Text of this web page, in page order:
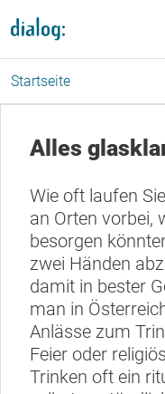
Startseite
Alles
Wie oft laufen
an Orten vorbei,
besorgen
zwei Händen
damit in bester
man in
Anlässe zum
Feier oder
Trinken oft ein